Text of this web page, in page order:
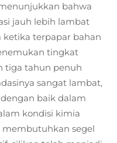
bahwa
jauh lebih lambat
ketika terpapar bahan
tingkat
tiga tahun penuh
sangat lambat,
baik dalam
kondisi kimia
membutuhkan segel